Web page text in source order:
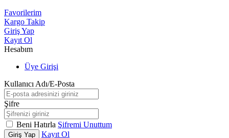
Favorilerim
Kargo Takip
Giriş Yap
Kayıt Ol
Hesabım
Üye Girişi
Kullanıcı Adı/E-Posta
Şifre
Beni Hatırla Şifremi Unuttum
Giriş Yap Kayıt Ol